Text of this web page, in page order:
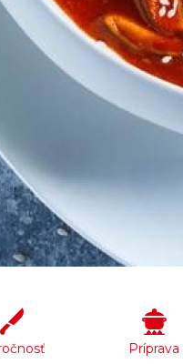
Príprava